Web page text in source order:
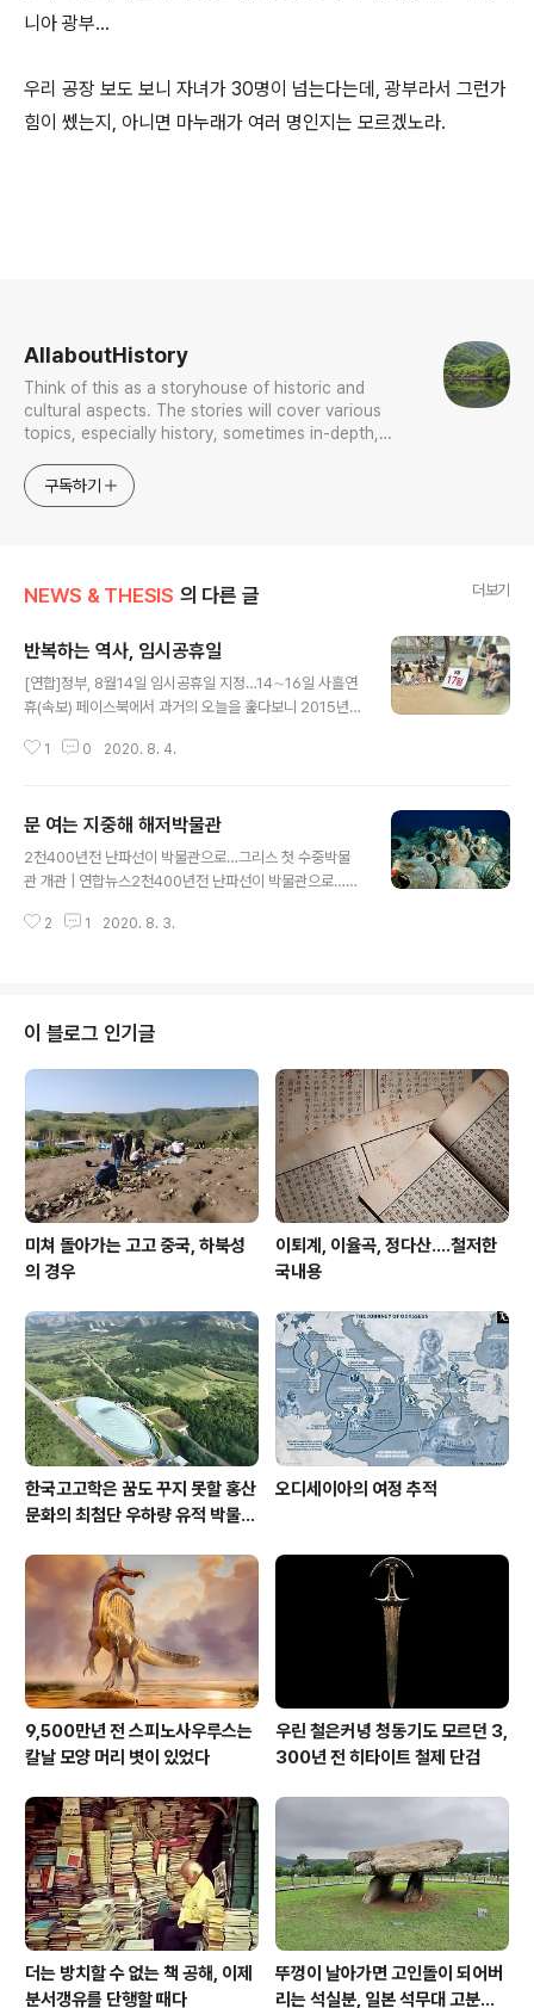
니아 광부...
우리 공장 보도 보니 자녀가 30명이 넘는다는데, 광부라서 그런가
힘이 쎘는지, 아니면 마누래가 여러 명인지는 모르겠노라.
AllaboutHistory
Think of this as a storyhouse of historic and
cultural aspects. The stories will cover various
topics, especially history, sometimes in-depth,
approach will be to resist any common sense or
generalized viewpoint
구독하기
NEWS & THESIS 의 다른 글 더보기
반복하는 역사, 임시공휴일
[연합]정부, 8월14일 임시공휴일 지정…14∼16일 사흘연
휴(속보) 페이스북에서 과거의 오늘을 훑다보니 2015년
이 카드를 살렸구나. 문재인정부도 광복절이 포함된 이번
내호텔 예약 9.2배 증가 | 연합뉴스'내달 17일 임시공휴일
효과'…국내호텔 예약 9.2배 증가, 홍유담기자, 생활.건강
뉴스 (송고시간 2020-07-31 11:17)www.yna.co.kr
1 0 2020. 8. 4.
문 여는 지중해 해저박물관
2천400년전 난파선이 박물관으로…그리스 첫 수중박물
관 개관 | 연합뉴스2천400년전 난파선이 박물관으로…그
2020-08-03 06:31)www.yna.co.kr 어찌된 셈인지
다. 그에서 한 발 더 나아가 이제는 침몰한 고대 선박을 고
스란히 바닷속으로 기어들어가 감상하는 시대가 열린 모양
이라, 우리 공장 로마 특파 전성훈이가 요새 문화재에 재미
를 붙였는지 제법 쏠쏠한 재미를 주는 소식을 자주 전한다.
여담이나 이래서 나는 로마와 카이로 특파원은 문화부 출
신 기자, 특히 문화재라..
2 1 2020. 8. 3.
이 블로그 인기글
미쳐 돌아가는 고고 중국, 하북성
의 경우
이퇴계, 이율곡, 정다산....철저한
국내용
한국고고학은 꿈도 꾸지 못할 홍산
문화의 최첨단 우하량 유적 박물관
오디세이아의 여정 추적
9,500만년 전 스피노사우루스는
칼날 모양 머리 볏이 있었다
우린 철은커녕 청동기도 모르던 3,
300년 전 히타이트 철제 단검
더는 방치할 수 없는 책 공해, 이제
분서갱유를 단행할 때다
뚜껑이 날아가면 고인돌이 되어버
리는 석실분, 일본 석무대 고분의